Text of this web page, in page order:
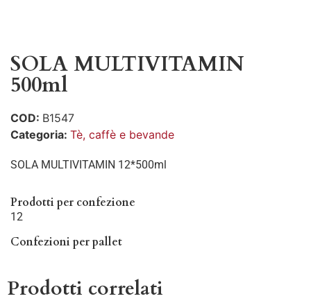
SOLA MULTIVITAMIN
500ml
COD: B1547
Categoria: Tè, caffè e bevande
SOLA MULTIVITAMIN 12*500ml
Prodotti per confezione
12
Confezioni per pallet
Prodotti correlati